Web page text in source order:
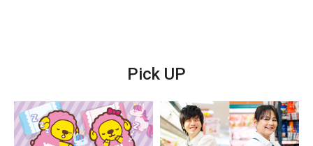
Pick UP